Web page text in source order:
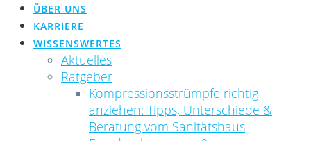
ÜBER UNS
KARRIERE
WISSENSWERTES
Aktuelles
Ratgeber
Kompressionsstrümpfe richtig
anziehen: Tipps, Unterschiede &
Beratung vom Sanitätshaus